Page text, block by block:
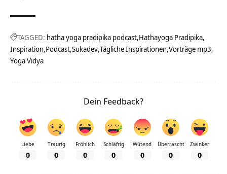
TAGGED: hatha yoga pradipika podcast Hathayoga Pradipika
Inspiration Podcast Sukadev Tägliche Inspirationen Vorträge mp3
Yoga Vidya
Dein Feedback?
Liebe
0
Traurig
0
Fröhlich
0
Schläfrig
0
Wütend
0
Überrascht
0
Zwinker
0